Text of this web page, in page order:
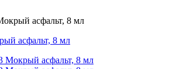
асфальт, 8 мл